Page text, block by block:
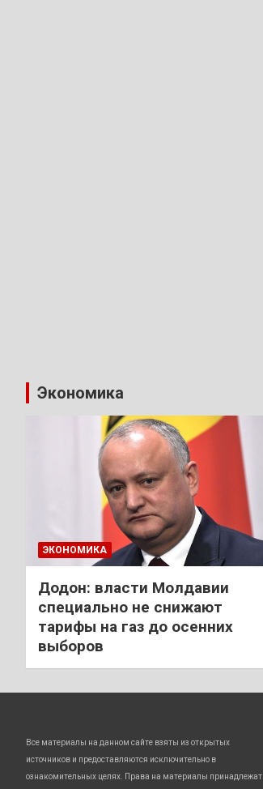
Экономика
ЭКОНОМИКА
Додон: власти Молдавии
специально не снижают
тарифы на газ до осенних
выборов
Все материалы на данном сайте взяты из открытых
источников и предоставляются исключительно в
ознакомительных целях. Права на материалы принадлежат